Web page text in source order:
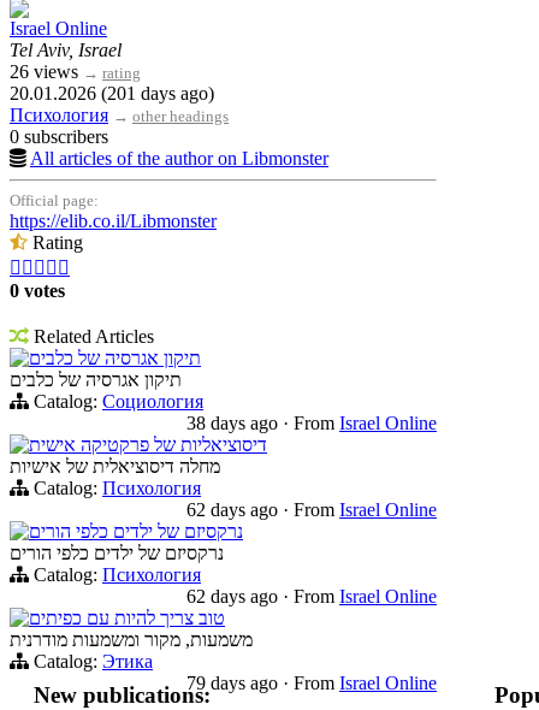
Israel Online
Tel Aviv, Israel
26 views → rating
20.01.2026 (201 days ago)
Психология → other headings
0 subscribers
All articles of the author on Libmonster
Official page:
https://elib.co.il/Libmonster
Rating
    
0 votes
Related Articles
תיקון אגרסיה של כלבים
תיקון אגרסיה של כלבים
Catalog: Социология
38 days ago · From Israel Online
דיסוציאליות של פרקטיקה אישית
מחלה דיסוציאלית של אישיות
Catalog: Психология
62 days ago · From Israel Online
נרקסיזם של ילדים כלפי הורים
נרקסיזם של ילדים כלפי הורים
Catalog: Психология
62 days ago · From Israel Online
טוב צריך להיות עם כפיתים
משמעות, מקור ומשמעות מודרנית
Catalog: Этика
79 days ago · From Israel Online
New publications: